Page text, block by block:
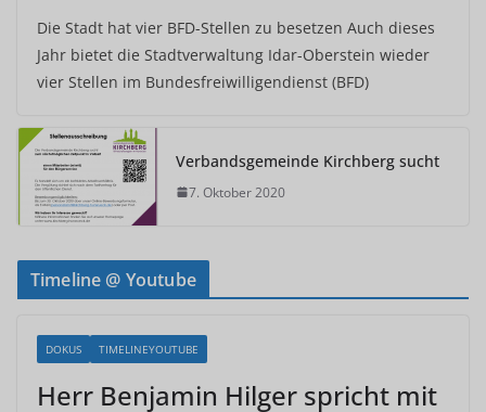
Die Stadt hat vier BFD-Stellen zu besetzen Auch dieses
Jahr bietet die Stadtverwaltung Idar-Oberstein wieder
vier Stellen im Bundesfreiwilligendienst (BFD)
Verbandsgemeinde Kirchberg sucht
7. Oktober 2020
Timeline @ Youtube
DOKUS TIMELINEYOUTUBE
Herr Benjamin Hilger spricht mit